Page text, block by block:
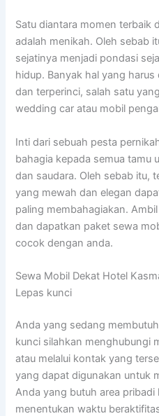
Satu diantara momen terbaik
adalah menikah. Oleh sebab
sejatinya menjadi pondasi
hidup. Banyak hal yang
dan terperinci, salah satu
wedding car atau mobil
Inti dari sebuah pesta
bahagia kepada semua tamu
dan saudara. Oleh sebab itu,
yang mewah dan elegan
paling membahagiakan.
dan dapatkan paket sewa
cocok dengan anda.
Sewa Mobil Dekat Hotel
Lepas kunci
Anda yang sedang
kunci silahkan menghubungi
atau melalui kontak yang
yang dapat digunakan untuk
Anda yang butuh area pribadi
menentukan waktu